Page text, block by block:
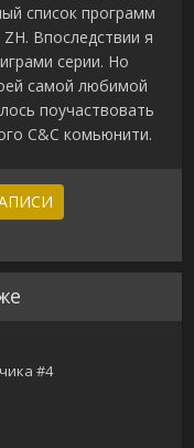
список программ
Впоследствии я
серии. Но
самой любимой
поучаствовать
C&C комьюнити.
#4